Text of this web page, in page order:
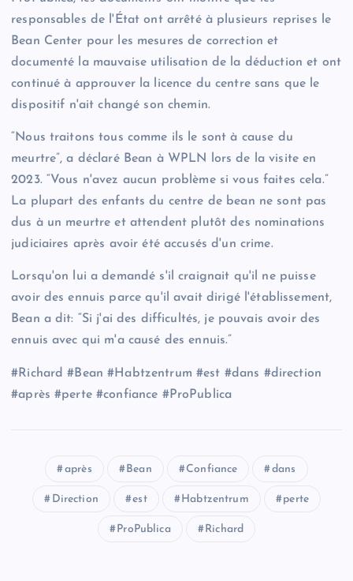
responsables de l'État ont arrêté à plusieurs reprises le
Bean Center pour les mesures de correction et
documenté la mauvaise utilisation de la déduction et ont
continué à approuver la licence du centre sans que le
dispositif n'ait changé son chemin.
“Nous traitons tous comme ils le sont à cause du
meurtre”, a déclaré Bean à WPLN lors de la visite en
2023. “Vous n'avez aucun problème si vous faites cela.”
La plupart des enfants du centre de bean ne sont pas
dus à un meurtre et attendent plutôt des nominations
judiciaires après avoir été accusés d'un crime.
Lorsqu'on lui a demandé s'il craignait qu'il ne puisse
avoir des ennuis parce qu'il avait dirigé l'établissement,
Bean a dit: “Si j'ai des difficultés, je pouvais avoir des
ennuis avec qui m'a causé des ennuis.”
#Richard #Bean #Habtzentrum #est #dans #direction
#après #perte #confiance #ProPublica
après Bean Confiance dans
Direction est Habtzentrum perte
ProPublica Richard